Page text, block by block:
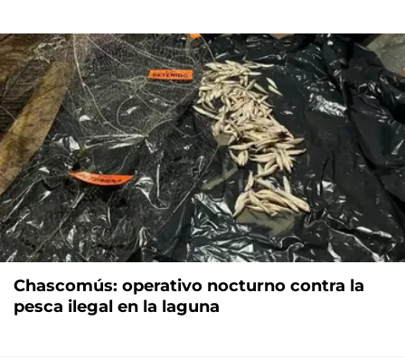
Chascomús: operativo nocturno contra la
pesca ilegal en la laguna